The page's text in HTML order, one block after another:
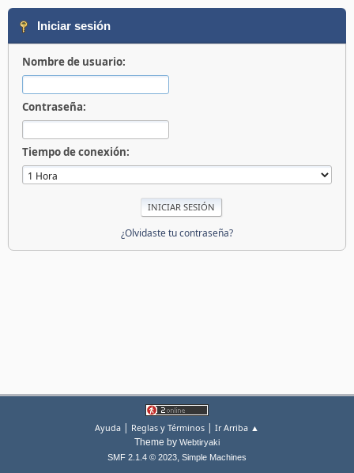
Iniciar sesión
Nombre de usuario:
Contraseña:
Tiempo de conexión:
¿Olvidaste tu contraseña?
Ayuda | Reglas y Términos | Ir Arriba ▲
Theme by Webtiryaki
SMF 2.1.4 © 2023, Simple Machines